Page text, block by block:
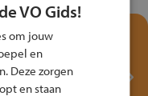
met het
VO Gids!
om jouw
en
Deze zorgen
en staan